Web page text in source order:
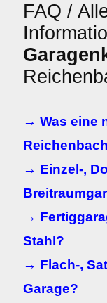
FAQ /
→ Was eine
→ Einzel-,
→
Stahl?
→ Flach-,
Garage?